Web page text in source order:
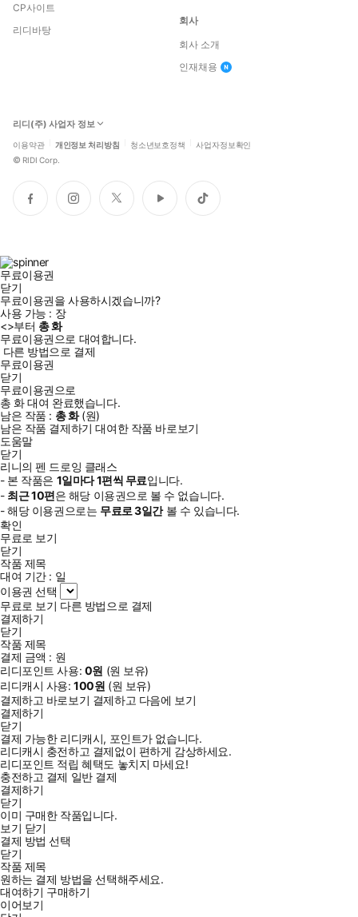
클래스101, 5년 연속 탑-티어!
수천 명의 수강생을 만족시킨
‘리니의 펜 드로잉 클래스’ 드디어 책으로 출간!
소소한 일상과 오래 간직하고픈 여행의 순간을 펜으로 기록하는
나만의 특별한 취미, 펜 드로잉의 매력에 빠져보자
그림을 전혀 그려보지 않은 ‘완전 초보’들이 믿고 수강한 그 강의! 쉽
고 자세한 설명으로 클래스101의 드로잉 대표 클래스로 자리매김
한 ‘리니의 펜 드로잉’이 책으로 출간됐다. 저자인 리니(이채린) 작
가는, 펜과 종이만 있으면 누구나 혼자서 가볍게 시작할 수 있는 펜
드로잉을 더 많은 사람이 쉽고 재미있게 시작하기 바라는 마음을 담
아 이 책을 집필했다.
특히 이 책은 평소 열심히 그린 그림들이 어딘가 모르게 어색하다
고 느꼈던 분에게 강력 추천한다. 그림이 어색해지는 이유는 대
부분 드로잉 기초를 모르고 그렸기 때문인 경우가 많은데, 이 책
에는 평면·입체 도형화, 비율과 기울기 잡기, 빛과 그림자, 투시법
등 그림 그릴 때 알아둬야 할 꼭 필요한 드로잉 기초 이론이 자세
하지만 이해하기 쉽게 소개되어 있다. 리니가 알려주는 드로잉
기초 이론만 알면 누구나 사물, 풍경, 인체 그 무엇이든 더 자연스
럽게 그릴 수 있을 것이다.
<리니의 펜 드로잉 클래스>는 완전 기초부터 난도 높은 풍경 드로잉
까지 하나하나 배울 수 있게 도와주는 가장 친절한 어반 드로잉 입문
서다. 어반 드로잉을 처음 시작하는 초심자는 물론이고 수준을 높이
고 싶은 중급자에게 꼭 필요한 노하우를 알차게 담았다. 리니 만의
CP사이트
리디바탕
회사
회사 소개
인재채용
리디(주) 사업자 정보
이용약관 개인정보 처리방침 청소년보호정책 사업자정보확인
© RIDI Corp.
페
이
인
스
트
위
유
튜
틱
톡
무료이용권
닫기
무료이용권을 사용하시겠습니까?
사용 가능 : 장
<>부터 총화
무료이용권으로 대여합니다.
다른 방법으로 결제
무료이용권
닫기
무료이용권으로
총 화대여 완료했습니다.
남은 작품 : 총화(원)
남은 작품 결제하기 대여한 작품 바로보기
도움말
닫기
리니의 펜 드로잉 클래스
- 본 작품은 1일마다1편씩 무료입니다.
- 최근10편은 해당 이용권으로 볼 수 없습니다.
- 해당 이용권으로는 무료로3일간볼 수 있습니다.
확인
무료로 보기
닫기
작품 제목
대여 기간 : 일
이용권 선택
무료로 보기 다른 방법으로 결제
결제하기
닫기
작품 제목
결제 금액 : 원
리디포인트 사용: 0원 (원 보유)
리디캐시 사용:100원 (원 보유)
결제하고 바로보기 결제하고 다음에 보기
결제하기
닫기
결제 가능한 리디캐시, 포인트가 없습니다.
리디캐시 충전하고 결제없이 편하게 감상하세요.
리디포인트 적립 혜택도 놓치지 마세요!
충전하고 결제 일반 결제
결제하기
닫기
이미 구매한 작품입니다.
보기 닫기
결제 방법 선택
닫기
작품 제목
원하는 결제 방법을 선택해주세요.
대여하기 구매하기
이어보기